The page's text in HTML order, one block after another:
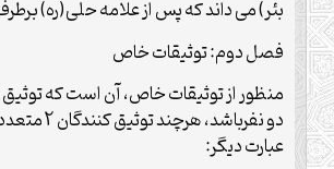
بئر) می داند که پس از علامه حلی(ره)
فصل دوم: توثیقات خاص
منظور از توثیقات خاص، آن است که
دو نفرباشد،
عبارت دیگر: